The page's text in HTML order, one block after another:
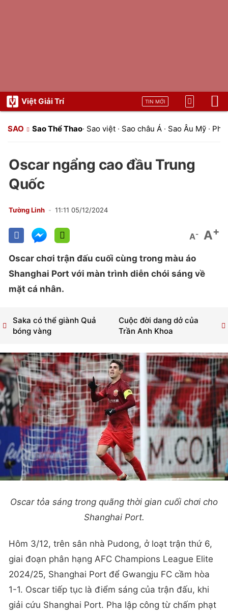
Việt Giải Trí TIN MỚI
SAO Sao Thể Thao· Sao việt · Sao châu Á · Sao Âu Mỹ ·
Oscar ngẩng cao đầu Trung
Quốc
Tường Linh 11:11 05/12/2024
A- A+
Oscar chơi trận đấu cuối cùng trong màu áo
Shanghai Port với màn trình diễn chói sáng về
mặt cá nhân.
Cuộc đời dang dở của
Trần Anh Khoa
Saka có thể giành Quả
bóng vàng
Oscar tỏa sáng trong quãng thời gian cuối chơi cho
Shanghai Port.
Hôm 3/12, trên sân nhà Pudong, ở loạt trận thứ 6,
giai đoạn phân hạng AFC Champions League Elite
2024/25, Shanghai Port để Gwangju FC cầm hòa
1-1. Oscar tiếp tục là điểm sáng của trận đấu, khi
giải cứu Shanghai Port. Pha lập công từ chấm phạt